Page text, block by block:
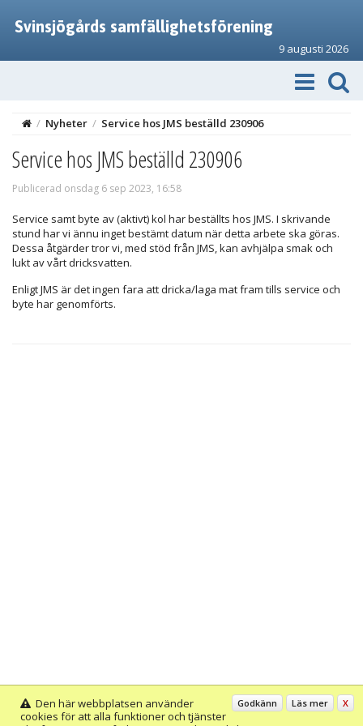
Svinsjögårds samfällighetsförening
9 augusti 2026
/ Nyheter / Service hos JMS beställd 230906
Service hos JMS beställd 230906
Publicerad onsdag 6 sep 2023, 16:58
Service samt byte av (aktivt) kol har beställts hos JMS. I skrivande
stund har vi ännu inget bestämt datum när detta arbete ska göras.
Dessa åtgärder tror vi, med stöd från JMS, kan avhjälpa smak och
lukt av vårt dricksvatten.
Enligt JMS är det ingen fara att dricka/laga mat fram tills service och
byte har genomförts.
Godkänn Läs mer X
Den här webbplatsen använder
cookies för att alla funktioner och tjänster